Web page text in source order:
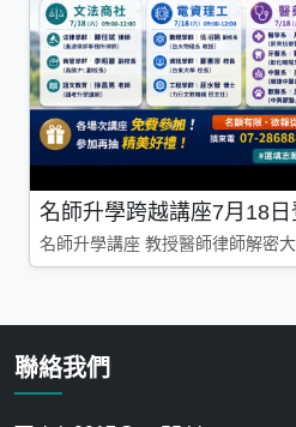
名師升學跨越講座7月18
名師升學講座 教授醫師律師解密
聯絡我們